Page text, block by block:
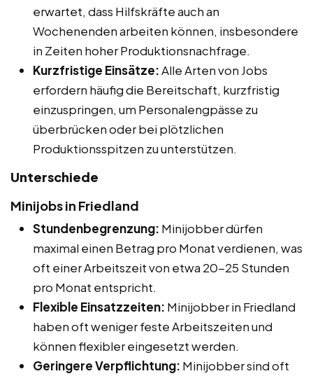
erwartet, dass Hilfskräfte auch an
Wochenenden arbeiten können, insbesondere
in Zeiten hoher Produktionsnachfrage.
Kurzfristige Einsätze:Alle Arten von Jobs
erfordern häufig die Bereitschaft, kurzfristig
einzuspringen, um Personalengpässe zu
überbrücken oder bei plötzlichen
Produktionsspitzen zu unterstützen.
Unterschiede
Minijobs in Friedland
Stundenbegrenzung: Minijobber dürfen
maximal einen Betrag pro Monat verdienen, was
oft einer Arbeitszeit von etwa 20-25 Stunden
pro Monat entspricht.
Flexible Einsatzzeiten: Minijobber in Friedland
haben oft weniger feste Arbeitszeiten und
können flexibler eingesetzt werden.
Geringere Verpflichtung: Minijobber sind oft